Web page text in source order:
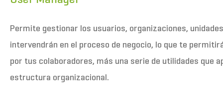
Permite gestionar los usuarios, organizaciones,
intervendrán en el proceso de negocio, lo que te
por tus colaboradores, más una serie de utilidades que
estructura organizacional.